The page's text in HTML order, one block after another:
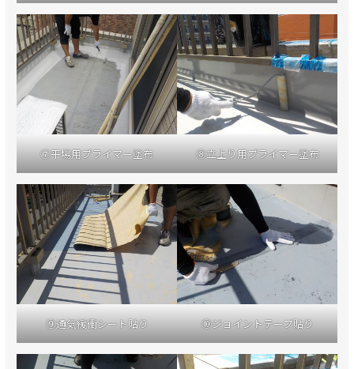
⑦平場用プライマー塗布 ⑧立上り用プライマー塗布
⑨通気緩衝シート貼り ⑩ジョイントテープ貼り